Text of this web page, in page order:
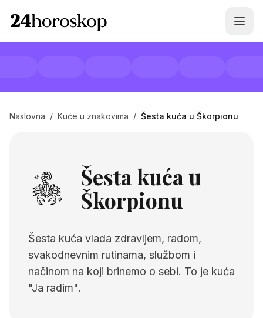
Naslovna / Kuće u znakovima / Šesta kuća u Škorpionu
Šesta kuća u
Škorpionu
Šesta kuća vlada zdravljem, radom,
svakodnevnim rutinama, službom i
načinom na koji brinemo o sebi. To je kuća
"Ja radim".